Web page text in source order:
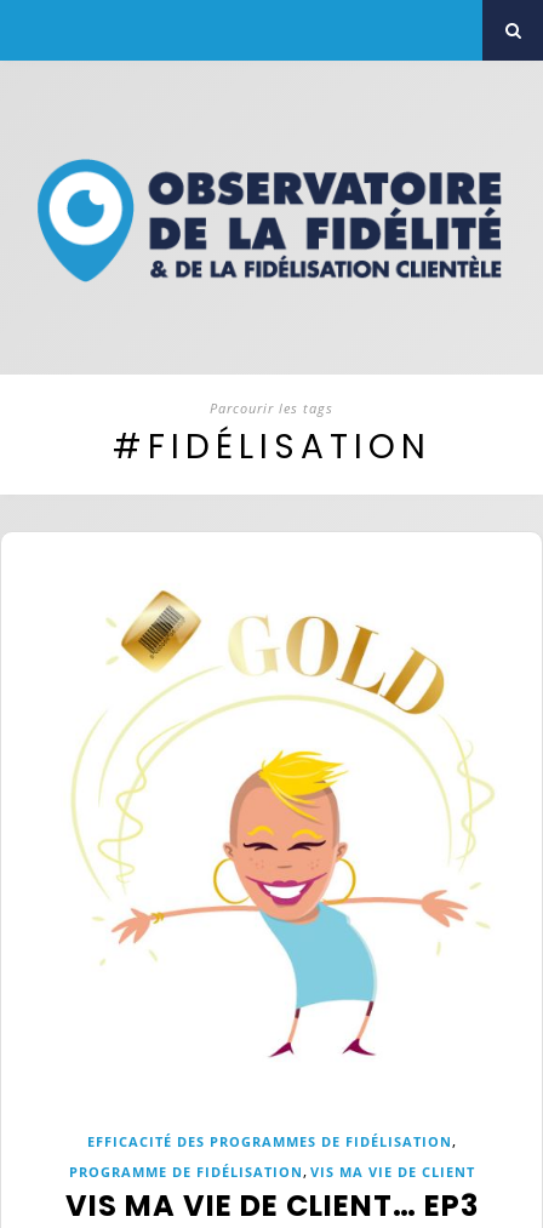
Parcourir les tags
#FIDÉLISATION
EFFICACITÉ DES PROGRAMMES DE FIDÉLISATION ,
PROGRAMME DE FIDÉLISATION , VIS MA VIE DE CLIENT
VIS MA VIE DE CLIENT… EP3